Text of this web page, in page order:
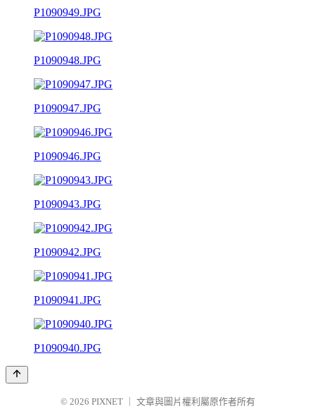
P1090949.JPG
P1090948.JPG
P1090947.JPG
P1090946.JPG
P1090943.JPG
P1090942.JPG
P1090941.JPG
P1090940.JPG
© 2026 PIXNET
文章與圖片權利屬原作者所有